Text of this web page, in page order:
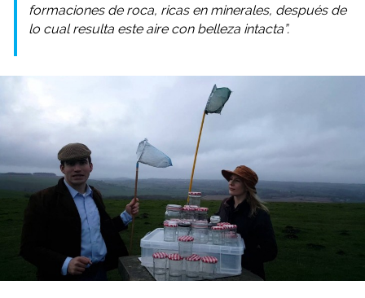
formaciones de roca, ricas en minerales, después de
lo cual resulta este aire con belleza intacta”.